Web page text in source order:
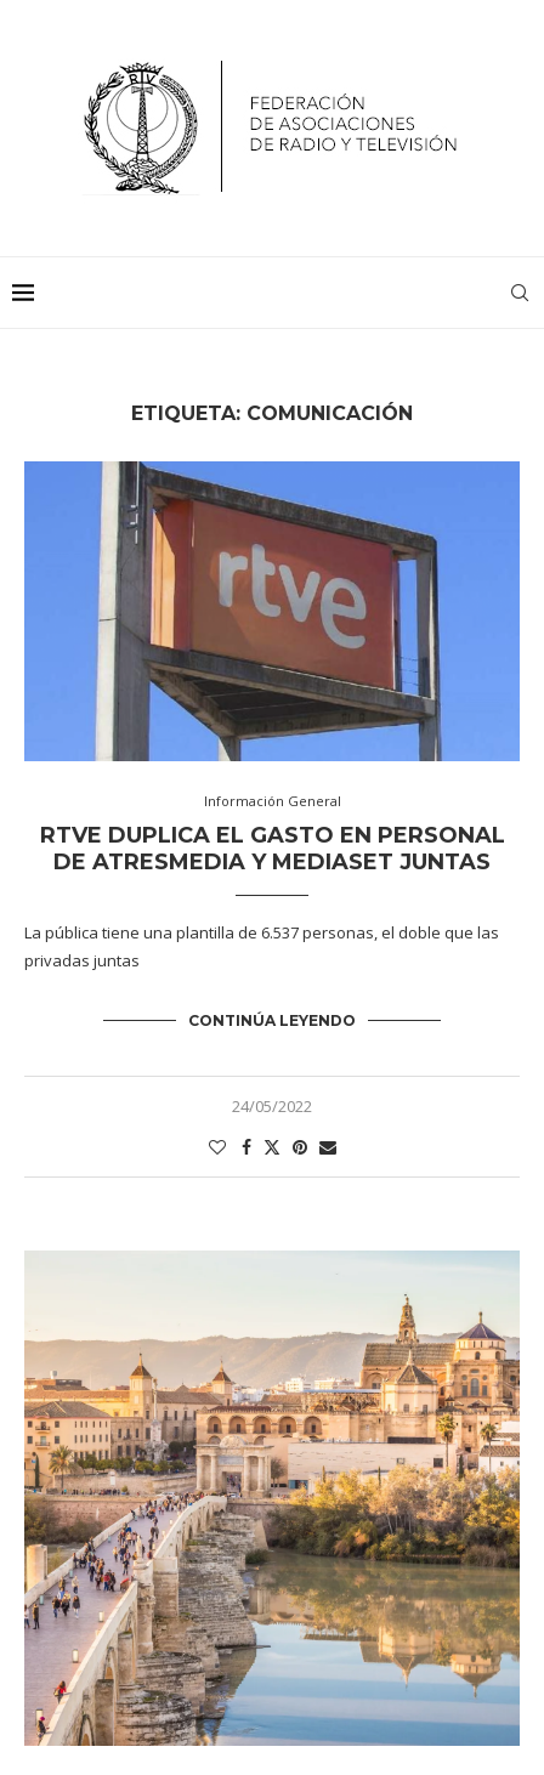
ETIQUETA: COMUNICACIÓN
Información General
RTVE DUPLICA EL GASTO EN PERSONAL
DE ATRESMEDIA Y MEDIASET JUNTAS
La pública tiene una plantilla de 6.537 personas, el doble que las
privadas juntas
CONTINÚA LEYENDO
24/05/2022